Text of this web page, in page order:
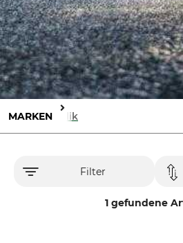
MARKEN Holik
Filter
1 gefundene